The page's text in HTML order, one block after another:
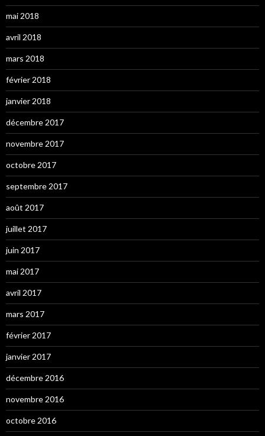
mai 2018
avril 2018
mars 2018
février 2018
janvier 2018
décembre 2017
novembre 2017
octobre 2017
septembre 2017
août 2017
juillet 2017
juin 2017
mai 2017
avril 2017
mars 2017
février 2017
janvier 2017
décembre 2016
novembre 2016
octobre 2016